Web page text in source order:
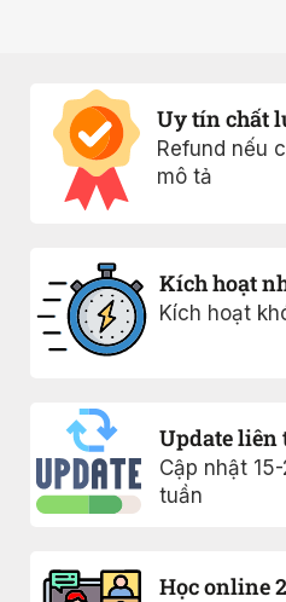
Uy tín chất
Refund nếu
mô tả
Kích hoạt
Kích hoạt
Update liên
Cập nhật
tuần
Học online